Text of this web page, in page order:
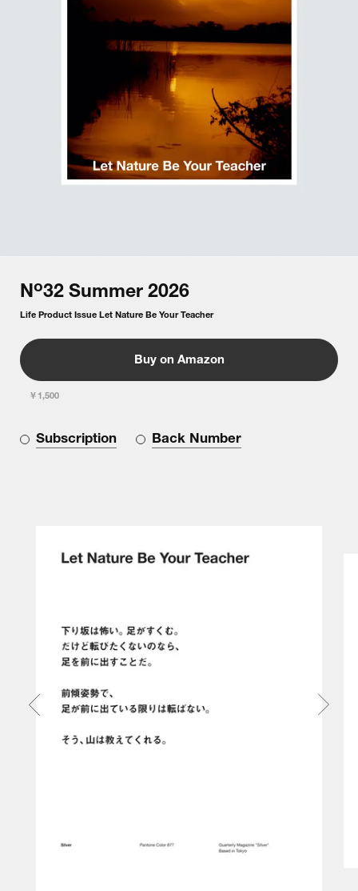
No32 Summer 2026
Life Product Issue Let Nature Be Your Teacher
Buy on Amazon
￥1,500
Subscription Back Number